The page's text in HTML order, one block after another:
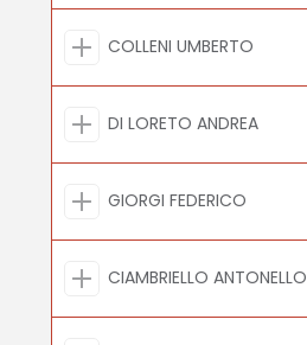
COLLENI UMBERTO
DI LORETO ANDREA
GIORGI FEDERICO
CIAMBRIELLO ANTONELLO